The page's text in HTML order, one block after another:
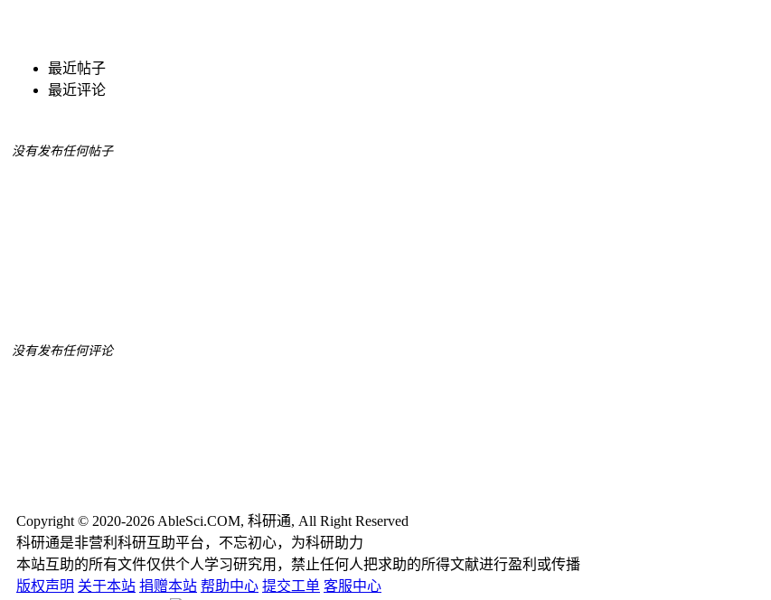
最近帖子
最近评论
没有发布任何帖子
没有发布任何评论
Copyright © 2020-2026 AbleSci.COM, 科研通, All Right Reserved
科研通是非营利科研互助平台，不忘初心，为科研助力
本站互助的所有文件仅供个人学习研究用，禁止任何人把求助的所得文献进行盈利或传播
版权声明 关于本站 捐赠本站 帮助中心 提交工单 客服中心